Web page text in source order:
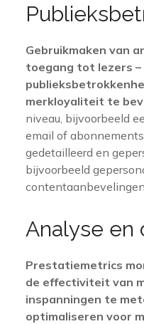
Gebruikmaken van
toegang tot lezers –
merkloyaliteit te
niveau, bijvoorbeeld
email of
gedetailleerd en
bijvoorbeeld
contentaanbevelingen.
Analyse en
Prestatiemetrics
de effectiviteit van
inspanningen te
optimaliseren voor